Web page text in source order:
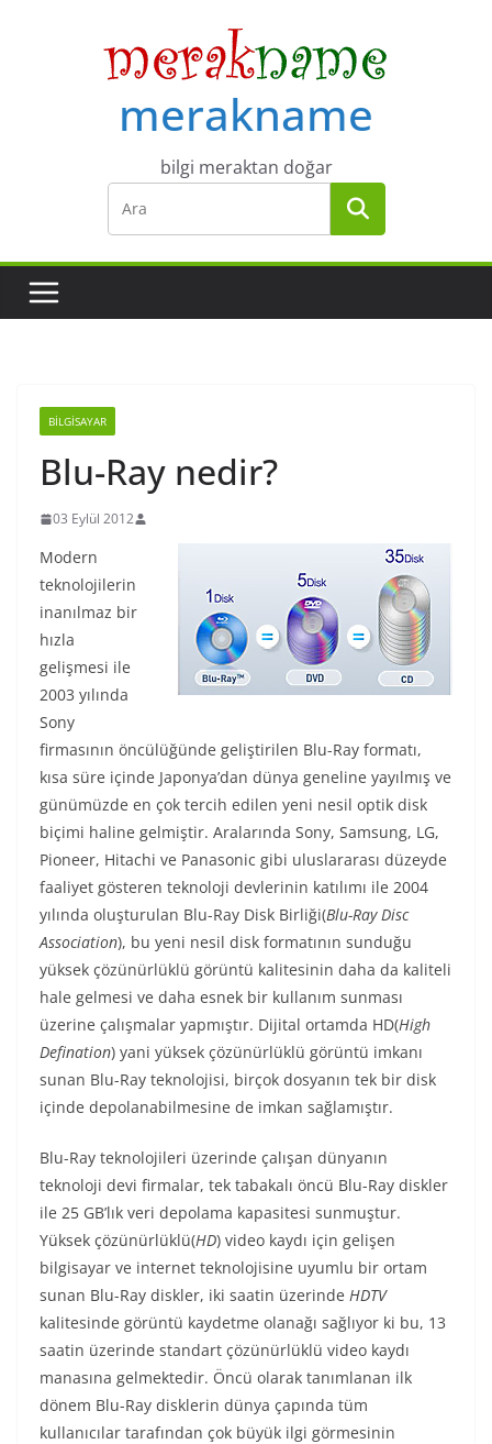
merakname
bilgi meraktan doğar
BILGISAYAR
Blu-Ray nedir?
03 Eylül 2012
Modern
teknolojilerin
inanılmaz bir
hızla
gelişmesi ile
2003 yılında
Sony
firmasının öncülüğünde geliştirilen Blu-Ray formatı,
kısa süre içinde Japonya’dan dünya geneline yayılmış ve
günümüzde en çok tercih edilen yeni nesil optik disk
biçimi haline gelmiştir. Aralarında Sony, Samsung, LG,
Pioneer, Hitachi ve Panasonic gibi uluslararası düzeyde
faaliyet gösteren teknoloji devlerinin katılımı ile 2004
yılında oluşturulan Blu-Ray Disk Birliği(Blu-Ray Disc
Association), bu yeni nesil disk formatının sunduğu
yüksek çözünürlüklü görüntü kalitesinin daha da kaliteli
hale gelmesi ve daha esnek bir kullanım sunması
üzerine çalışmalar yapmıştır. Dijital ortamda HD(High
Defination) yani yüksek çözünürlüklü görüntü imkanı
sunan Blu-Ray teknolojisi, birçok dosyanın tek bir disk
içinde depolanabilmesine de imkan sağlamıştır.
Blu-Ray teknolojileri üzerinde çalışan dünyanın
teknoloji devi firmalar, tek tabakalı öncü Blu-Ray diskler
ile 25 GB’lık veri depolama kapasitesi sunmuştur.
Yüksek çözünürlüklü(HD) video kaydı için gelişen
bilgisayar ve internet teknolojisine uyumlu bir ortam
sunan Blu-Ray diskler, iki saatin üzerinde HDTV
kalitesinde görüntü kaydetme olanağı sağlıyor ki bu, 13
saatin üzerinde standart çözünürlüklü video kaydı
manasına gelmektedir. Öncü olarak tanımlanan ilk
dönem Blu-Ray disklerin dünya çapında tüm
kullanıcılar tarafından çok büyük ilgi görmesinin